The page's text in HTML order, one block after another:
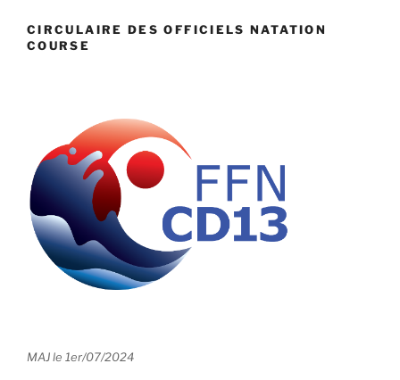
CIRCULAIRE DES OFFICIELS NATATION
COURSE
MAJ le 1er/07/2024